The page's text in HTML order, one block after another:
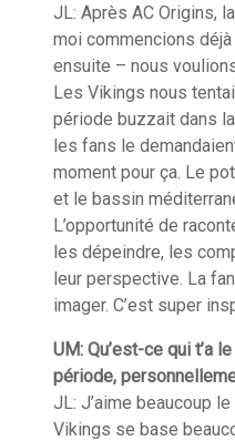
JL: Après AC Origins, la
moi commencions
ensuite – nous
Les Vikings nous
période buzzait dans
les fans le
moment pour ça. Le
et le bassin
L’opportunité de
les dépeindre, les
leur perspective. La
imager. C’est super
UM: Qu’est-ce qui t’a
période,
JL: J’aime beaucoup
Vikings se base